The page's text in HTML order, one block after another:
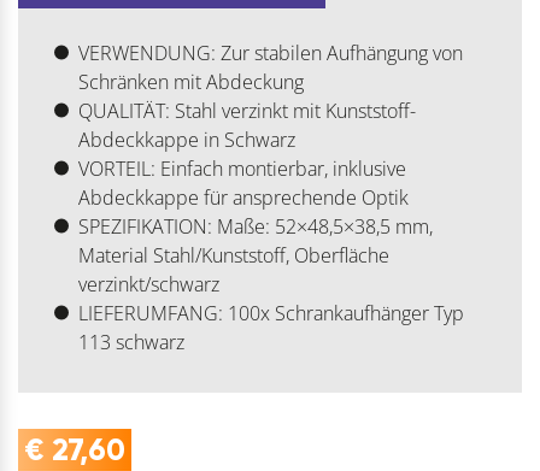
VERWENDUNG: Zur stabilen Aufhängung von
Schränken mit Abdeckung
QUALITÄT: Stahl verzinkt mit Kunststoff-
Abdeckkappe in Schwarz
VORTEIL: Einfach montierbar, inklusive
Abdeckkappe für ansprechende Optik
SPEZIFIKATION: Maße: 52×48,5×38,5 mm,
Material Stahl/Kunststoff, Oberfläche
verzinkt/schwarz
LIEFERUMFANG: 100x Schrankaufhänger Typ
113 schwarz
€ 27,60